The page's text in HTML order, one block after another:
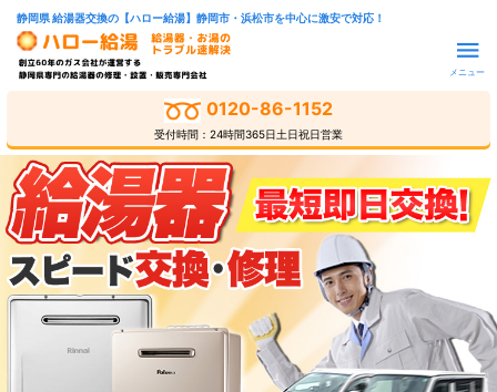
静岡県 給湯器交換の【ハロー給湯】静岡市・浜松市を中心に激安で対応！
メニュー
0120-86-1152
受付時間：24時間365日土日祝日営業